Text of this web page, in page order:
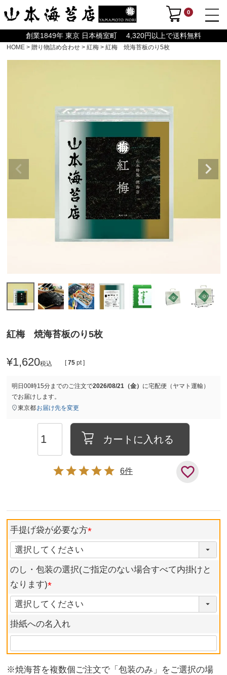
0
創業1849年 東京 日本橋室町 4,320円以上で送料無料
HOME 贈り物詰め合わせ 紅梅 紅梅 焼海苔板のり5枚
紅梅 焼海苔板のり5枚
¥1,620税込 [ 75 pt ]
明日00時15分までのご注文で2026/08/21（金） に宅配便（ヤマト運輸）
でお届けします。
東京都お届け先を変更
カートに入れる
6
手提げ袋が必要な方
のし・包装の選択(ご指定のない場合すべて内掛けと
なります)
掛紙への名入れ
※焼海苔を複数個ご注文で「包装のみ」をご選択の場